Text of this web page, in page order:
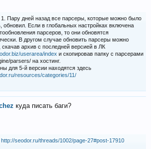
1. Пару дней назад все парсеры, которые можно было
обновил. Если в глобальных настройках включена
парсеров, то они обновятся
В другом случае обновить парсеры можно
архив с последней версией в ЛК
userarea/index и скопировав папку с парсерами
parsers/ на хостинг.
для 5-й версии находятся здесь
resources/categories/11/
куда писать баги?
http://seodor.ru/threads/1002/page-27#post-17910